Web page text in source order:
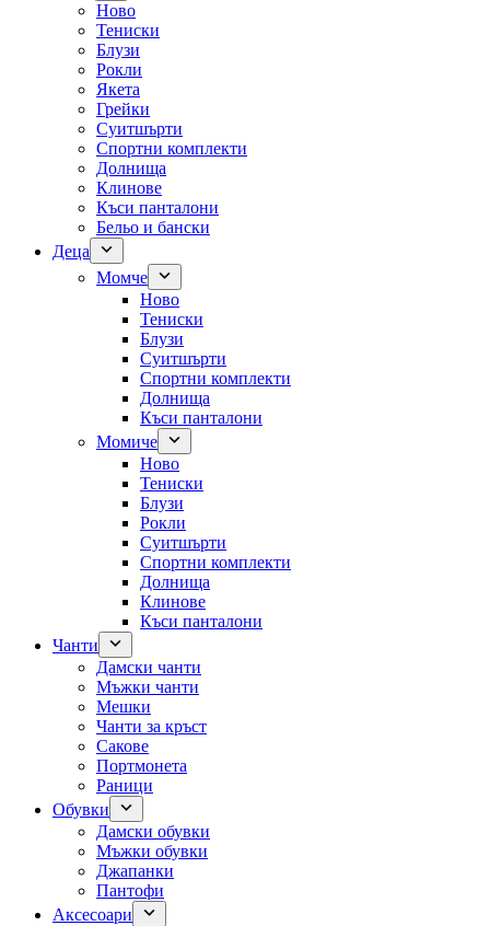
Ново
Тениски
Блузи
Рокли
Якета
Грейки
Суитшърти
Спортни комплекти
Долнища
Клинове
Къси панталони
Бельо и бански
Деца
Момче
Ново
Тениски
Блузи
Суитшърти
Спортни комплекти
Долнища
Къси панталони
Момиче
Ново
Тениски
Блузи
Рокли
Суитшърти
Спортни комплекти
Долнища
Клинове
Къси панталони
Чанти
Дамски чанти
Мъжки чанти
Мешки
Чанти за кръст
Сакове
Портмонета
Раници
Обувки
Дамски обувки
Мъжки обувки
Джапанки
Пантофи
Аксесоари